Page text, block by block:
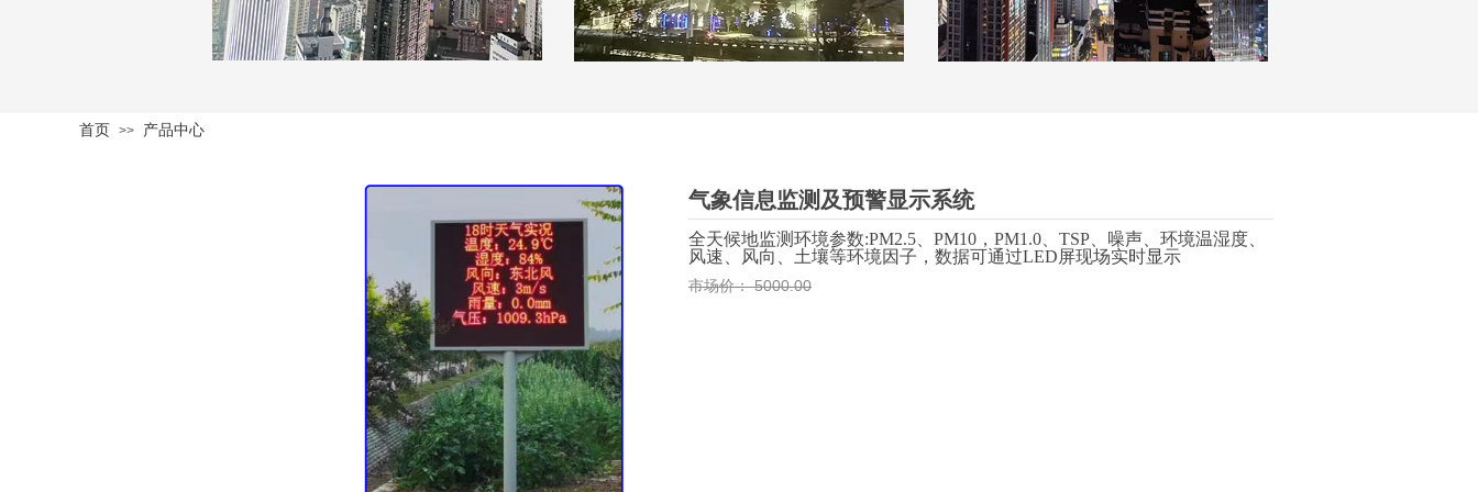
首页 >> 产品中心
气象信息监测及预警显示系统
全天候地监测环境参数:PM2.5 PM10 ， PM1.0 TSP 、噪声、环境温湿度、
风速、风向、土壤等环境因子， 数据可通过LED屏现场实时显示
市场价：5000.00